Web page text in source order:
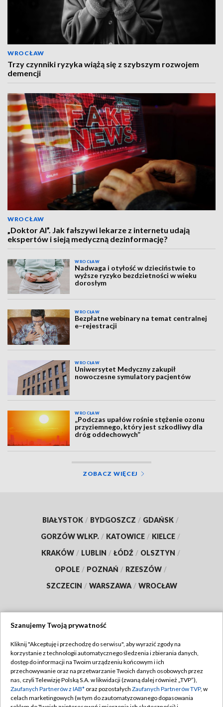
WROCŁAW
Trzy czynniki ryzyka wiążą się z szybszym rozwojem
demencji
WROCŁAW
„Doktor AI”. Jak fałszywi lekarze z internetu udają
ekspertów i sieją medyczną dezinformację?
WROCŁAW
Nadwaga i otyłość w dzieciństwie to
wyższe ryzyko bezdzietności w wieku
dorosłym
WROCŁAW
Bezpłatne webinary na temat centralnej
e–rejestracji
WROCŁAW
Uniwersytet Medyczny zakupił
nowoczesne symulatory pacjentów
WROCŁAW
„Podczas upałów rośnie stężenie ozonu
przyziemnego, który jest szkodliwy dla
dróg oddechowych”
ZOBACZ WIĘCEJ
BIAŁYSTOK / BYDGOSZCZ / GDAŃSK /
GORZÓW WLKP. / KATOWICE / KIELCE /
KRAKÓW / LUBLIN / ŁÓDŹ / OLSZTYN /
OPOLE / POZNAŃ / RZESZÓW /
SZCZECIN / WARSZAWA / WROCŁAW
TVP
Abonament TVP
Emisja w TVP
Centrum informacji TVP
Regulamin TVP
Polityka prywatności
Szanujemy Twoją prywatność
Kliknij "Akceptuję i przechodzę do serwisu", aby wyrazić zgody na
korzystanie z technologii automatycznego śledzenia i zbierania danych,
dostęp do informacji na Twoim urządzeniu końcowym i ich
przechowywanie oraz na przetwarzanie Twoich danych osobowych przez
nas, czyli Telewizję Polską S.A. w likwidacji (zwaną dalej również „TVP”),
Zaufanych Partnerów z IAB* oraz pozostałych Zaufanych Partnerów TVP, w
celach marketingowych (w tym do zautomatyzowanego dopasowania